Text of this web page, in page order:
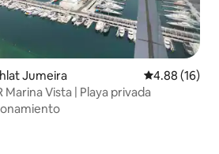
Jumeira Calificación
4.88 (16)
Marina Vista | Playa privada